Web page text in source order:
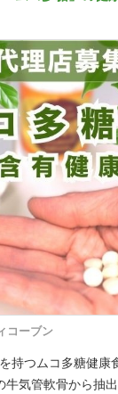
コーブン
持つムコ多糖健康
牛気管軟骨から抽